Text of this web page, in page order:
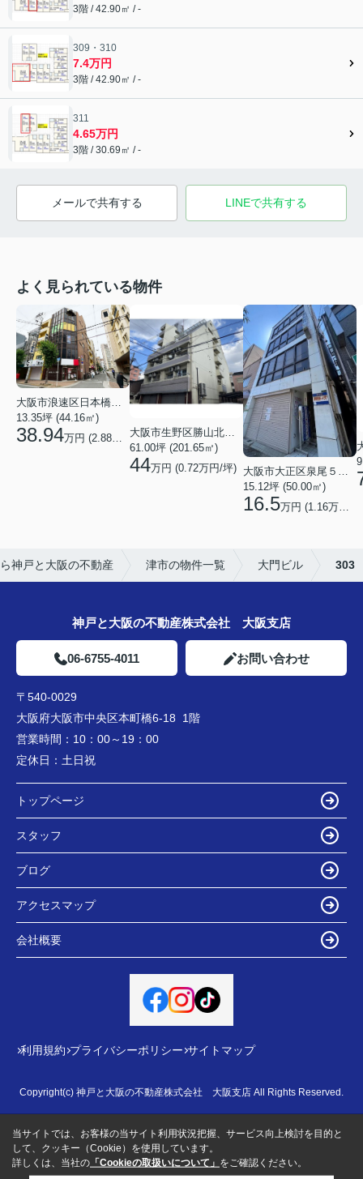
3階 / 42.90㎡ / -
309・310
7.4万円
3階 / 42.90㎡ / -
311
4.65万円
3階 / 30.69㎡ / -
メールで共有する LINEで共有する
よく見られている物件
大阪市浪速区日本橋３丁目
13.35坪 (44.16㎡)
38.94万円 (2.88万円/坪)
大阪市生野区勝山北１丁目
61.00坪 (201.65㎡)
44万円 (0.72万円/坪)
大阪市大正区泉尾５丁目
15.12坪 (50.00㎡)
16.5万円 (1.16万円/坪)
神戸と大阪の不動産 津市の物件一覧 大門ビル 303
神戸と大阪の不動産株式会社 大阪支店
06-6755-4011 お問い合わせ
〒540-0029
大阪府大阪市中央区本町橋6-18 1階
営業時間： 10：00～19：00
定休日： 土日祝
トップページ
スタッフ
ブログ
アクセスマップ
会社概要
利用規約 プライバシーポリシー サイトマップ
Copyright(c) 神戸と大阪の不動産株式会社 大阪支店 All Rights Reserved.
当サイトでは、お客様の当サイト利用状況把握、サービス向上検討を目的と
して、クッキー（Cookie）を使用しています。
詳しくは、当社の 「Cookieの取扱いについて」 をご確認ください。